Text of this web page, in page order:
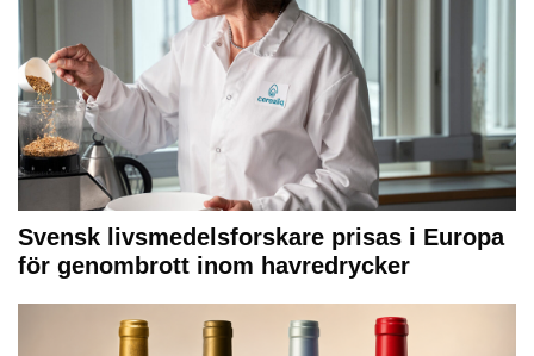
Svensk livsmedelsforskare prisas i Europa
för genombrott inom havredrycker